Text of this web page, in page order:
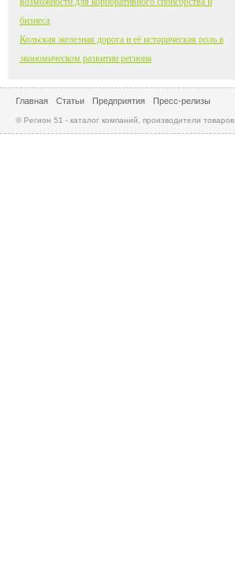
бизнеса
Кольская железная дорога и её историческая роль в
экономическом развитии региона
Главная Статьи Предприятия Пресс-релизы
© Регион 51 - каталог компаний, производители